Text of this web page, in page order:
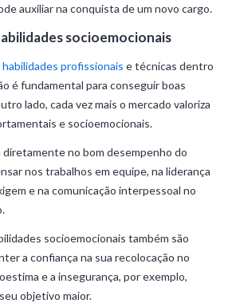
auxiliar na conquista de um novo cargo.
socioemocionais
habilidades profissionais e técnicas dentro
é fundamental para conseguir boas
lado, cada vez mais o mercado valoriza
e socioemocionais.
no bom desempenho do
nos trabalhos em equipe, na liderança
e na comunicação interpessoal no
socioemocionais também são
a confiança na sua recolocação no
e a insegurança, por exemplo,
objetivo maior.